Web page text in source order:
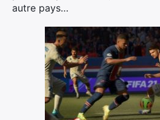
autre pays…